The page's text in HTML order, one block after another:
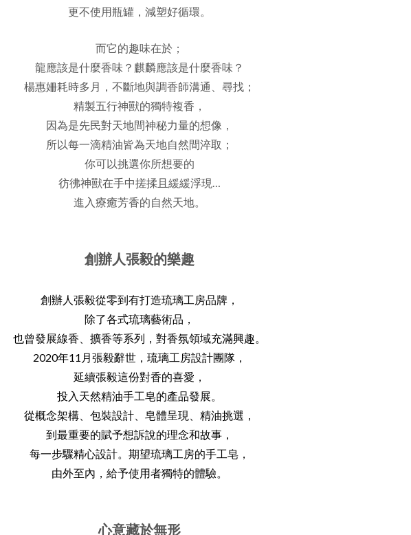
更不使用瓶罐，減塑好循環。
而它的趣味在於；
龍應該是什麼香味？麒麟應該是什麼香味？
楊惠姍耗時多月，不斷地與調香師溝通、尋找；
精製五行神獸的獨特複香，
因為是先民對天地間神秘力量的想像，
所以每一滴精油皆為天地自然間淬取；
你可以挑選你所想要的
彷彿神獸在手中搓揉且緩緩浮現…
進入療癒芳香的自然天地。
創辦人張毅的樂趣
創辦人張毅從零到有打造琉璃工房品牌，
除了各式琉璃藝術品，
也曾發展線香、擴香等系列，對香氛領域充滿興趣。
2020年11月張毅辭世，琉璃工房設計團隊，
延續張毅這份對香的喜愛，
投入天然精油手工皂的產品發展。
從概念架構、包裝設計、皂體呈現、精油挑選，
到最重要的賦予想訴說的理念和故事，
每一步驟精心設計。期望琉璃工房的手工皂，
由外至內，給予使用者獨特的體驗。
心意藏於無形